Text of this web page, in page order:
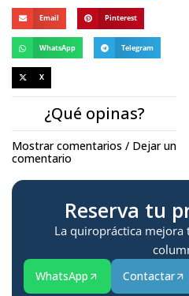
Email Pinterest
WhatsApp Telegram
X
¿Qué opinas?
Mostrar comentarios / Dejar un
comentario
Reserva tu
La quiropráctica mejora
WhatsApp Contactar